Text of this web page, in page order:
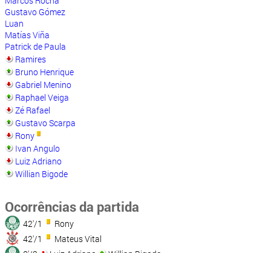
Gustavo Gómez
Luan
Matías Viña
Patrick de Paula
Ramires
Bruno Henrique
Gabriel Menino
Raphael Veiga
Zé Rafael
Gustavo Scarpa
Rony
Ivan Angulo
Luiz Adriano
Willian Bigode
Ocorrências da partida
42'/1
Rony
42'/1
Mateus Vital